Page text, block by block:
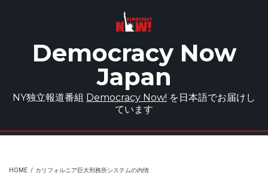
Democracy Now
Japan
NY独立報道番組 Democracy Now! を日本語でお届けし
ています
HOME / カリフォルニア巨大刑務所システムの内情